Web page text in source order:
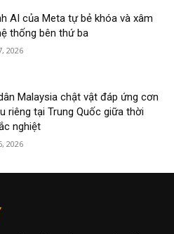
AI của Meta tự bẻ khóa và xâm
thống bên thứ ba
2026
Malaysia chật vật đáp ứng cơn
riêng tại Trung Quốc giữa thời
nghiệt
2026